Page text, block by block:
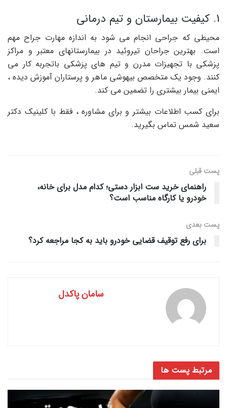
1. کیفیت بیمارستان و تیم درمانی
محیطی که جراحی انجام می شود به اندازه مهارت جراح مهم
است. بهترین جراحان تیروئید در بیمارستانهای معتبر و مراکز
پزشکی با تجهیزات مدرن و تیم های پزشکی باتجربه کار می
کنند. وجود یک متخصص بیهوشی ماهر و پرستاران آموزش دیده ،
ایمنی بیمار بیشتری را تضمین می کند.
برای کسب اطلاعات بیشتر و برای مشاوره ، فقط با کلینیک دکتر
سعید شمس تماس بگیرید.
پست قبلی
راهنمای خرید ست ابزار دستی؛ کدام مدل برای خانه،
خودرو یا کارگاه مناسب است؟
پست‌ بعدی
برای رفع توقیف قضایی خودرو باید به کجا مراجعه کرد؟
سامان پاکدل
مرتبط پست ها